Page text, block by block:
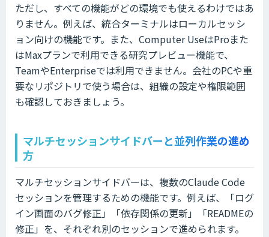
ただし、すべての機能がどの環境でも使えるわけではあ
りません。例えば、統合ターミナルはローカルセッシ
ョン向けの機能です。また、Computer UseはProまた
はMaxプランで利用できる研究プレビュー機能で、
TeamやEnterpriseでは利用できません。会社のPCや重
要なリポジトリで使う場合は、組織の設定や権限範囲
も確認しておきましょう。
マルチセッションサイドバーと並列作業の進め
方
マルチセッションサイドバーは、複数のClaude Code
セッションを管理するための機能です。例えば、「ログ
イン画面のバグ修正」「依存関係の更新」「READMEの
修正」を、それぞれ別のセッションで進められます。